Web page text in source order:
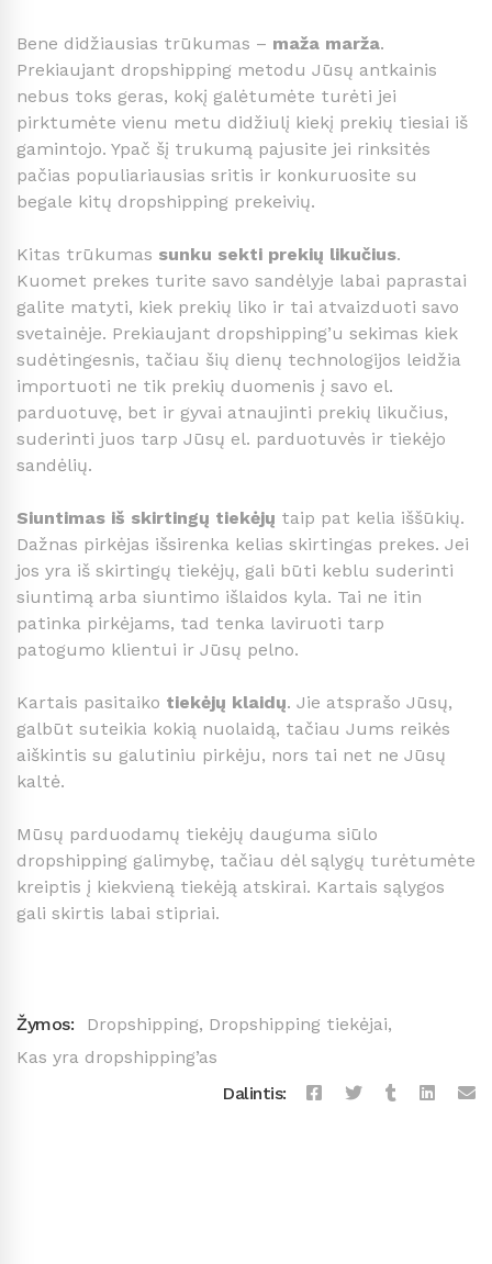
Bene didžiausias trūkumas – maža marža.
Prekiaujant dropshipping metodu Jūsų antkainis
nebus toks geras, kokį galėtumėte turėti jei
pirktumėte vienu metu didžiulį kiekį prekių tiesiai iš
gamintojo. Ypač šį trukumą pajusite jei rinksitės
pačias populiariausias sritis ir konkuruosite su
begale kitų dropshipping prekeivių.
Kitas trūkumas sunku sekti prekių likučius.
Kuomet prekes turite savo sandėlyje labai paprastai
galite matyti, kiek prekių liko ir tai atvaizduoti savo
svetainėje. Prekiaujant dropshipping’u sekimas kiek
sudėtingesnis, tačiau šių dienų technologijos leidžia
importuoti ne tik prekių duomenis į savo el.
parduotuvę, bet ir gyvai atnaujinti prekių likučius,
suderinti juos tarp Jūsų el. parduotuvės ir tiekėjo
sandėlių.
Siuntimas iš skirtingų tiekėjų taip pat kelia iššūkių.
Dažnas pirkėjas išsirenka kelias skirtingas prekes. Jei
jos yra iš skirtingų tiekėjų, gali būti keblu suderinti
siuntimą arba siuntimo išlaidos kyla. Tai ne itin
patinka pirkėjams, tad tenka laviruoti tarp
patogumo klientui ir Jūsų pelno.
Kartais pasitaiko tiekėjų klaidų. Jie atsprašo Jūsų,
galbūt suteikia kokią nuolaidą, tačiau Jums reikės
aiškintis su galutiniu pirkėju, nors tai net ne Jūsų
kaltė.
Mūsų parduodamų tiekėjų dauguma siūlo
dropshipping galimybę, tačiau dėl sąlygų turėtumėte
kreiptis į kiekvieną tiekėją atskirai. Kartais sąlygos
gali skirtis labai stipriai.
Žymos: Dropshipping, Dropshipping tiekėjai,
Kas yra dropshipping’as
Dalintis: